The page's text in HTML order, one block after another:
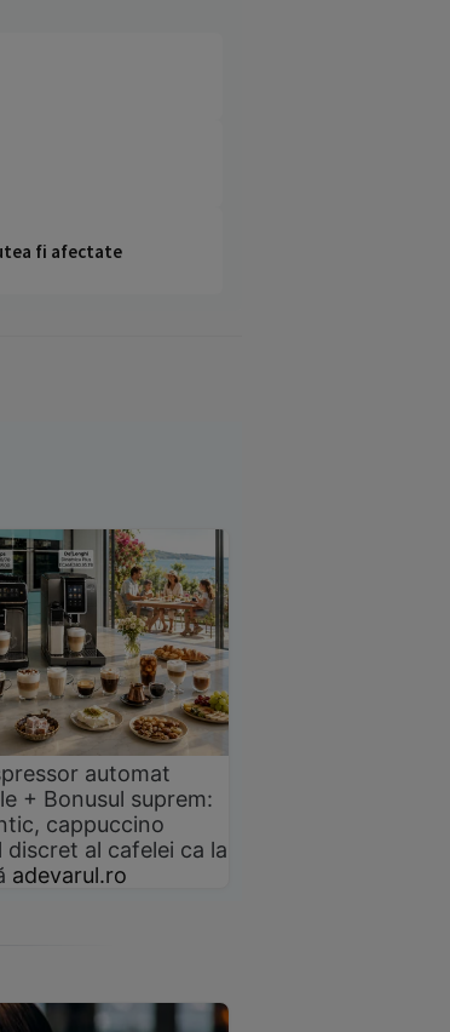
fi afectate
automat
+ Bonusul suprem:
cappuccino
discret al cafelei ca la
adevarul.ro